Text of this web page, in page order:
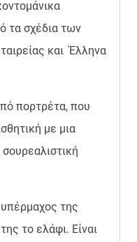
τα σχέδια των
και Έλληνα
πορτρέτα, που
με μια
της
το ελάφι. Είναι